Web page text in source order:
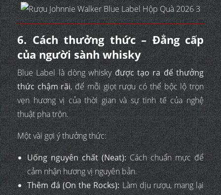
6. Cách thưởng thức – Đẳng cấp
của người sành whisky
Blue Label là dòng whiskyđược tạo ra để thưởng
thức chậm rãi, để mỗi giọt rượu có thể bộc lộ trọn
vẹn hương vị của thời gian và sự tinh tế của nghệ
thuật pha trộn.
Một vài gợi ý thưởng thức:
Uống nguyên chất (Neat):Cách chuẩn mực để
cảm nhận hương vị nguyên bản.
Thêm đá (On the Rocks):Làm dịu rượu, mang lại